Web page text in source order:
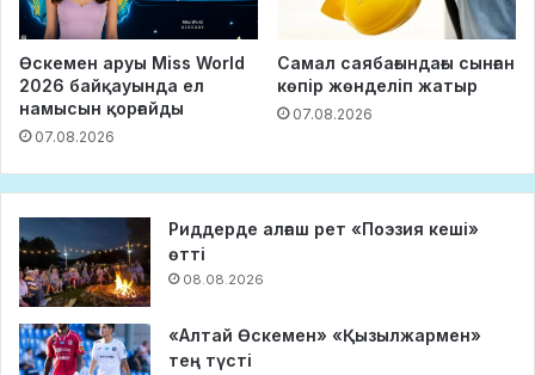
Өскемен аруы Miss World
2026 байқауында ел
намысын қорғайды
07.08.2026
Самал саябағындағы сынған
көпір жөнделіп жатыр
07.08.2026
Риддерде алғаш рет «Поэзия кеші»
өтті
08.08.2026
«Алтай Өскемен» «Қызылжармен»
тең түсті